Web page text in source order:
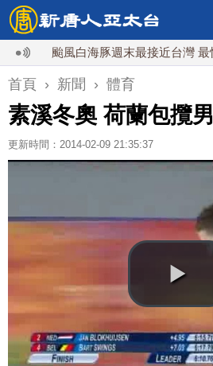
颱風白海豚週末最接近台灣 最快9日
首頁 › 新聞 › 體育
素溪冬奧 荷蘭包攬
更新時間：2014-02-09 21:35:37